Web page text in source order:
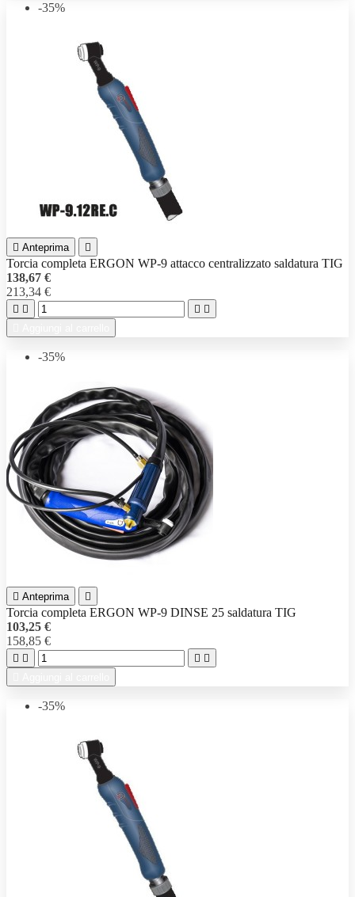
-35%
 Anteprima 
Torcia completa ERGON WP-9 attacco centralizzato saldatura TIG
138,67 €
213,34 €
   
-35%
 Anteprima 
Torcia completa ERGON WP-9 DINSE 25 saldatura TIG
103,25 €
158,85 €
   
-35%